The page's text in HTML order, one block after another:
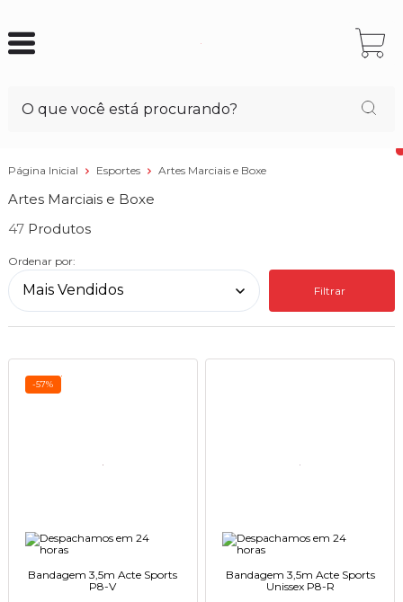
Página Inicial Esportes Artes Marciais e Boxe
Artes Marciais e Boxe
47
Ordenar por:
Filtrar
-57%
Bandagem 3,5m Acte Sports
P8-V
Bandagem 3,5m Acte Sports
Unissex P8-R